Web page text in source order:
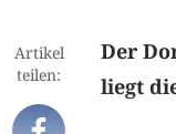
Artikel
teilen:
Der
liegt